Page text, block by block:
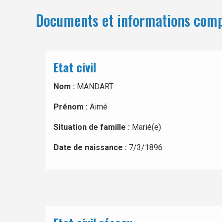
Documents et informations
Etat civil
Nom : MANDART
Prénom : Aimé
Situation de famille : Marié(e)
Date de naissance : 7/3/1896